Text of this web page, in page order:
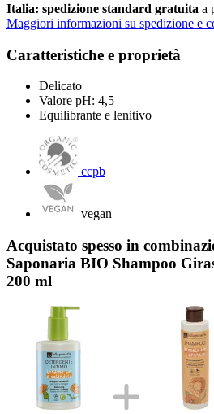
Italia: spedizione standard gratuita a
Maggiori informazioni su spedizione e
Caratteristiche e proprietà
Delicato
Valore pH: 4,5
Equilibrante e lenitivo
ccpb
vegan
Acquistato spesso in
Saponaria BIO Shampoo
200 ml